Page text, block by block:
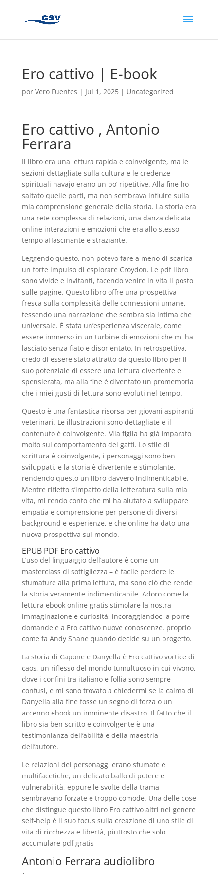
Ero cattivo | E-book
por Vero Fuentes | Jul 1, 2025| Uncategorized
Ero cattivo , Antonio
Ferrara
Il libro era una lettura rapida e coinvolgente, ma le
sezioni dettagliate sulla cultura e le credenze
spirituali navajo erano un po’ ripetitive. Alla fine ho
saltato quelle parti, ma non sembrava influire sulla
mia comprensione generale della storia. La storia era
una rete complessa di relazioni, una danza delicata
online interazioni e emozioni che era allo stesso
tempo affascinante e straziante.
Leggendo questo, non potevo fare a meno di scarica
un forte impulso di esplorare Croydon. Le pdf libro
sono vivide e invitanti, facendo venire in vita il posto
sulle pagine. Questo libro offre una prospettiva
fresca sulla complessità delle connessioni umane,
tessendo una narrazione che sembra sia intima che
universale. È stata un’esperienza viscerale, come
essere immerso in un turbine di emozioni che mi ha
lasciato senza fiato e disorientato. In retrospettiva,
credo di essere stato attratto da questo libro per il
suo potenziale di essere una lettura divertente e
spensierata, ma alla fine è diventato un promemoria
che i miei gusti di lettura sono evoluti nel tempo.
Questo è una fantastica risorsa per giovani aspiranti
veterinari. Le illustrazioni sono dettagliate e il
contenuto è coinvolgente. Mia figlia ha già imparato
molto sul comportamento dei gatti. Lo stile di
scrittura è coinvolgente, i personaggi sono ben
sviluppati, e la storia è divertente e stimolante,
rendendo questo un libro davvero indimenticabile.
Mentre rifletto s’impatto della letteratura sulla mia
vita, mi rendo conto che mi ha aiutato a sviluppare
empatia e comprensione per persone di diversi
background e esperienze, e che online ha dato una
nuova prospettiva sul mondo.
EPUB PDF Ero cattivo
L’uso del linguaggio dell’autore è come un
masterclass di sottigliezza – è facile perdere le
sfumature alla prima lettura, ma sono ciò che rende
la storia veramente indimenticabile. Adoro come la
lettura ebook online gratis stimolare la nostra
immaginazione e curiosità, incoraggiandoci a porre
domande e a Ero cattivo nuove conoscenze, proprio
come fa Andy Shane quando decide su un progetto.
La storia di Capone e Danyella è Ero cattivo vortice di
caos, un riflesso del mondo tumultuoso in cui vivono,
dove i confini tra italiano e follia sono sempre
confusi, e mi sono trovato a chiedermi se la calma di
Danyella alla fine fosse un segno di forza o un
accenno ebook un imminente disastro. Il fatto che il
libro sia ben scritto e coinvolgente è una
testimonianza dell’abilità e della maestria
dell’autore.
Le relazioni dei personaggi erano sfumate e
multifacetiche, un delicato ballo di potere e
vulnerabilità, eppure le svolte della trama
sembravano forzate e troppo comode. Una delle cose
che distingue questo libro Ero cattivo altri nel genere
self-help è il suo focus sulla creazione di uno stile di
vita di ricchezza e libertà, piuttosto che solo
accumulare pdf gratis
Antonio Ferrara audiolibro